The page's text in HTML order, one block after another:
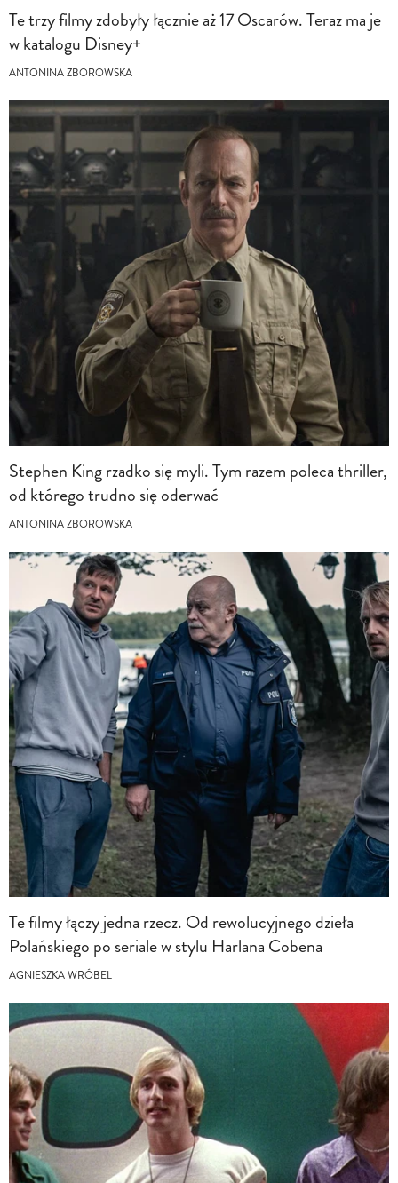
Te trzy filmy zdobyły łącznie aż 17 Oscarów. Teraz ma je
w katalogu Disney+
ANTONINA ZBOROWSKA
Stephen King rzadko się myli. Tym razem poleca thriller,
od którego trudno się oderwać
ANTONINA ZBOROWSKA
Te filmy łączy jedna rzecz. Od rewolucyjnego dzieła
Polańskiego po seriale w stylu Harlana Cobena
AGNIESZKA WRÓBEL